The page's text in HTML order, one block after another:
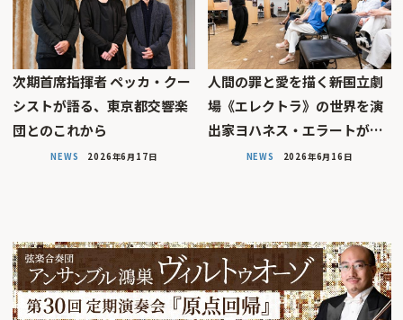
次期首席指揮者 ペッカ・クー
シストが語る、東京都交響楽
団とのこれから
NEWS 2026年6月17日
人間の罪と愛を描く――新国立劇
場《エレクトラ》の世界を演
出家ヨハネス・エラートが…
NEWS 2026年6月16日